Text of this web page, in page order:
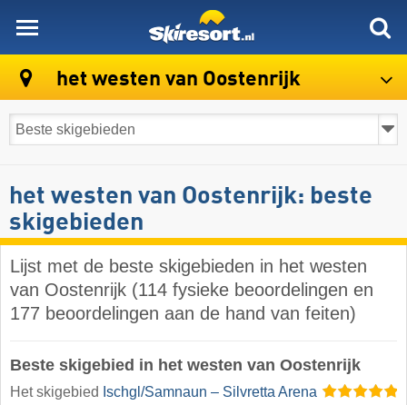
het westen van Oostenrijk
het westen van Oostenrijk: beste
skigebieden
Lijst met de beste skigebieden in het westen
van Oostenrijk (114 fysieke beoordelingen en
177 beoordelingen aan de hand van feiten)
Beste skigebied in het westen van Oostenrijk
Het skigebied Ischgl/​Samnaun – Silvretta Arena